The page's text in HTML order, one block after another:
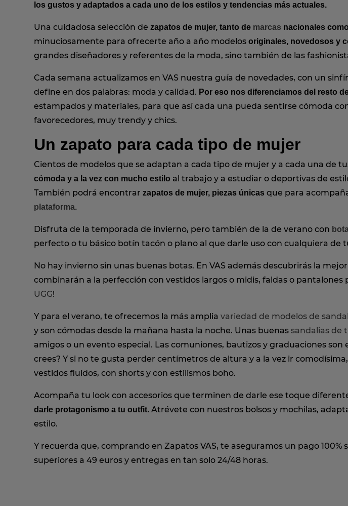
los gustos y adaptados a cada uno de los estilos y tendencias más actuales.
Una cuidadosa selección dezapatos de mujer, tanto de marcas nacionales
minuciosamente para ofrecerte año a año modelosoriginales, novedosos y
grandes diseñadores y referentes de la moda, sino también de las
Cada semana actualizamos en VAS nuestra guía de novedades, con un
define en dos palabras: moda y calidad. Por eso nos diferenciamos del resto
estampados y materiales, para que así cada una pueda sentirse cómoda
favorecedores, muy trendy y chics.
Un zapato para cada tipo de mujer
Cientos de modelos que se adaptan a cada tipo de mujer y a cada una de
cómoda y a la vez con mucho estilo al trabajo y a estudiar o deportivas de
También podrá encontrarzapatos de mujer, piezas únicas que para
plataforma.
Disfruta de la temporada de invierno, pero también de la de verano con
perfecto o tu básico botín tacón o plano al que darle uso con cualquiera de
No hay invierno sin unas buenas botas. En VAS además descubrirás la
combinarán a la perfección con vestidos largos o midis, faldas o
UGG!
Y para el verano, te ofrecemos la más ampliavariedad de modelos de
y son cómodas desde la mañana hasta la noche. Unas buenassandalias de
amigos o un evento especial. Las comuniones, bautizos y graduaciones
crees? Y si no te gusta perder centímetros de altura y a la vez ir
vestidos fluidos, con shorts y con estilismos boho.
Acompaña tu look con accesorios que terminen de darle ese toque
darle protagonismo a tu outfit. Atrévete con nuestros bolsos y mochilas,
estilo.
Y recuerda que, comprando en Zapatos VAS, te aseguramos un pago
superiores a 49 euros y entregas en tan solo 24/48 horas.